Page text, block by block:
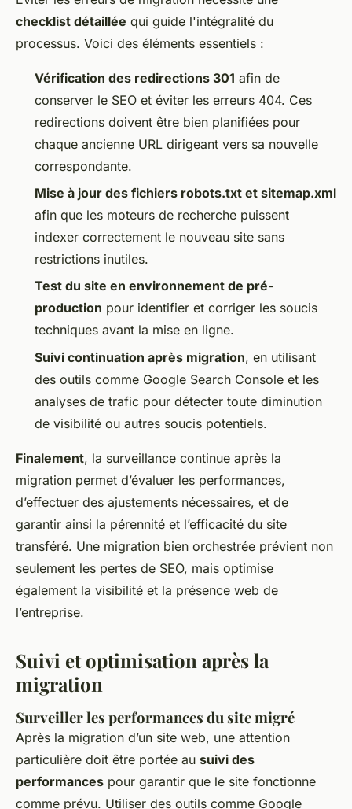
checklist détaillée qui guide l'intégralité du
processus. Voici des éléments essentiels :
Vérification des redirections 301 afin de
conserver le SEO et éviter les erreurs 404. Ces
redirections doivent être bien planifiées pour
chaque ancienne URL dirigeant vers sa nouvelle
correspondante.
Mise à jour des fichiers robots.txt et sitemap.xml
afin que les moteurs de recherche puissent
indexer correctement le nouveau site sans
restrictions inutiles.
Test du site en environnement de pré-
production pour identifier et corriger les soucis
techniques avant la mise en ligne.
Suivi continuation après migration, en utilisant
des outils comme Google Search Console et les
analyses de trafic pour détecter toute diminution
de visibilité ou autres soucis potentiels.
Finalement, la surveillance continue après la
migration permet d’évaluer les performances,
d’effectuer des ajustements nécessaires, et de
garantir ainsi la pérennité et l’efficacité du site
transféré. Une migration bien orchestrée prévient non
seulement les pertes de SEO, mais optimise
également la visibilité et la présence web de
l’entreprise.
Suivi et optimisation après la
migration
Surveiller les performances du site migré
Après la migration d’un site web, une attention
particulière doit être portée au suivi des
performances pour garantir que le site fonctionne
comme prévu. Utiliser des outils comme Google